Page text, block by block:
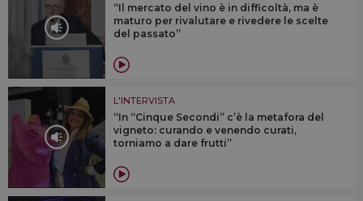
“Il mercato del vino è in difficoltà, ma è
maturo per rivalutare e rivedere le scelte
del passato”
L'INTERVISTA
“In “Cinque Secondi” c’è la metafora del
vigneto: curando e venendo curati,
torniamo a dare frutti”